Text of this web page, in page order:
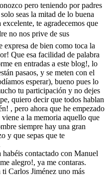
pero teniendo por padres
seas la mitad de lo buena
te agradecemos que
no nos prive de sus
expresa de bien como toca la
Que esa facilidad de palabra
en entradas a este blog!, lo
pasaos, y se meten con el
esperar), bueno pues lo
tu participación y no dejes
quiero decir que todos hablan
, pero ahora que he empezado
a la memoria aquello que
siempre hay una gran
y que sepas que te
contactado con Manuel
alegro!, ya me contaras.
Carlos Jiménez uno más